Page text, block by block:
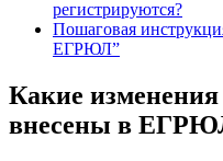
регистрируются?
Пошаговая
ЕГРЮЛ”
Какие
внесены в